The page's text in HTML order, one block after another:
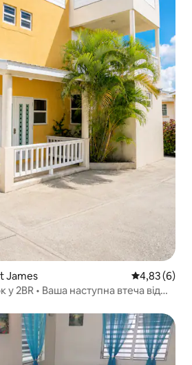
James Середня
4,83 (6)
2BR • Ваша наступна втеча від